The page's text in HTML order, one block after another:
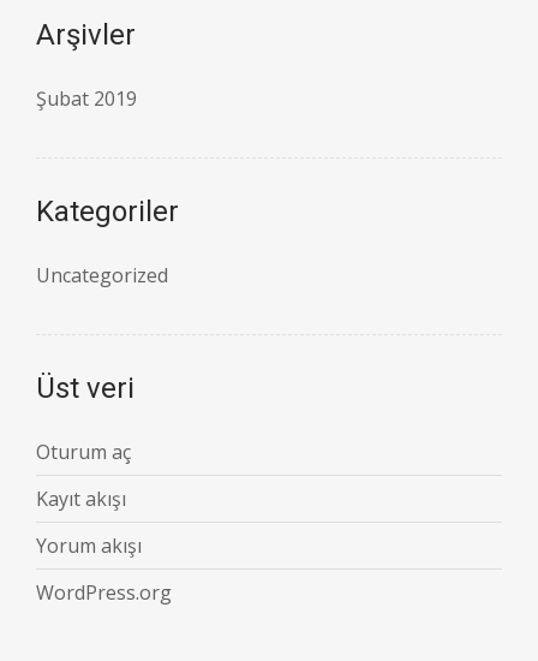
Arşivler
Şubat 2019
Kategoriler
Uncategorized
Üst veri
Oturum aç
Kayıt akışı
Yorum akışı
WordPress.org